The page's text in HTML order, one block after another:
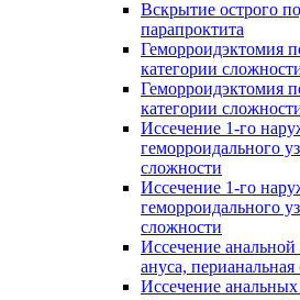
Вскрытие острого
парапроктита
Геморроидэктомия
категории
Геморроидэктомия
категории
Иссечение 1-го
геморроидального
сложности
Иссечение 1-го
геморроидального
сложности
Иссечение
ануса, перианальная
Иссечение